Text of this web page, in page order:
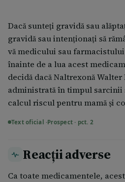
Dacă sunteţi gravidă sau
gravidă sau intenţionaţi să
vă medicului sau
înainte de a lua acest
decidă dacă Naltrexonă
administrată în timpul sarcinii
calcul riscul pentru mamă şi
Text oficial ·Prospect · pct. 2
Reacții adverse
Ca toate medicamentele,